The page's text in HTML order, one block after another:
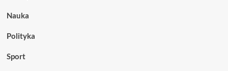
Nauka
Polityka
Sport